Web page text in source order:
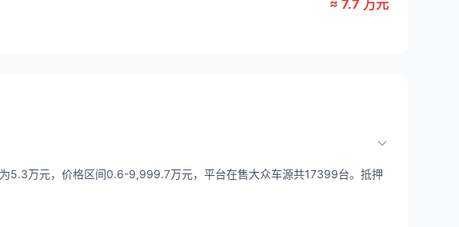
≈ 7.7 万元
5.3万元，价格区间0.6-9,999.7万元，平台在售大众车源共17399台。抵押